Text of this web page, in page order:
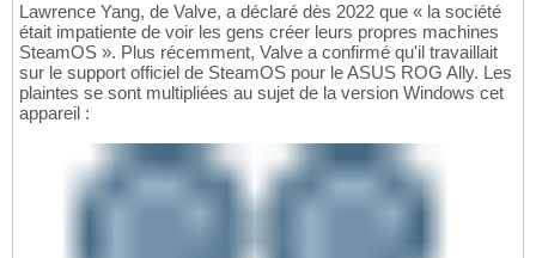
Lawrence Yang, de Valve, a déclaré dès 2022 que « la société
était impatiente de voir les gens créer leurs propres machines
SteamOS ». Plus récemment, Valve a confirmé qu'il travaillait
sur le support officiel de SteamOS pour le ASUS ROG Ally. Les
plaintes se sont multipliées au sujet de la version Windows cet
appareil :